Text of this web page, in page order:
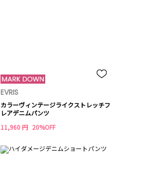
EVRIS
カラーヴィンテージライクストレッチフ
レアデニムパンツ
11,960 円 20%OFF